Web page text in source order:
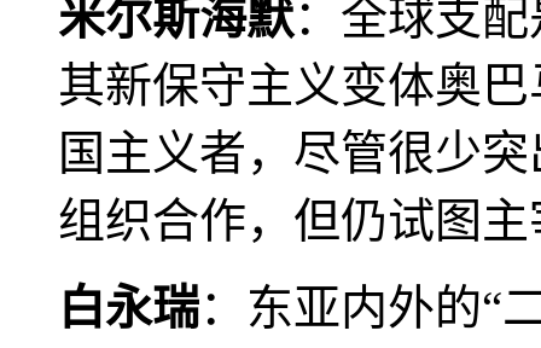
米尔斯海默：全球支
其新保守主义变体奥
国主义者，尽管很少
组织合作，但仍试图
白永瑞：东亚内外的“